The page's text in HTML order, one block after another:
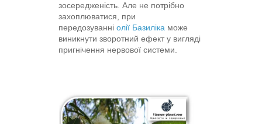
зосередженість. Але не потрібно
захоплюватися, при
передозуванні олії Базиліка може
виникнути зворотний ефект у вигляді
пригнічення нервової системи.